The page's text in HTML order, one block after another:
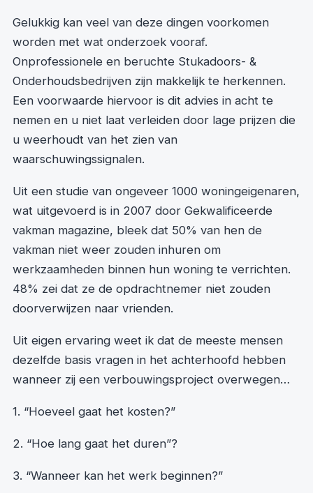
Gelukkig kan veel van deze dingen voorkomen
worden met wat onderzoek vooraf.
Onprofessionele en beruchte Stukadoors- &
Onderhoudsbedrijven zijn makkelijk te herkennen.
Een voorwaarde hiervoor is dit advies in acht te
nemen en u niet laat verleiden door lage prijzen die
u weerhoudt van het zien van
waarschuwingssignalen.
Uit een studie van ongeveer 1000 woningeigenaren,
wat uitgevoerd is in 2007 door Gekwalificeerde
vakman magazine, bleek dat 50% van hen de
vakman niet weer zouden inhuren om
werkzaamheden binnen hun woning te verrichten.
48% zei dat ze de opdrachtnemer niet zouden
doorverwijzen naar vrienden.
Uit eigen ervaring weet ik dat de meeste mensen
dezelfde basis vragen in het achterhoofd hebben
wanneer zij een verbouwingsproject overwegen…
1. “Hoeveel gaat het kosten?”
2. “Hoe lang gaat het duren”?
3. “Wanneer kan het werk beginnen?”